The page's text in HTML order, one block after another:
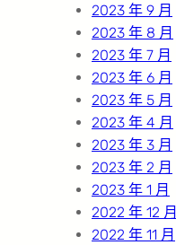
2023 年 9 月
2023 年 8 月
2023 年 7 月
2023 年 6 月
2023 年 5 月
2023 年 4 月
2023 年 3 月
2023 年 2 月
2023 年 1 月
2022 年 12 月
2022 年 11 月